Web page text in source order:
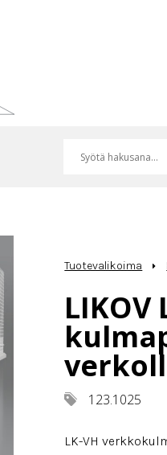
Tuotevalikoima
LIKOV
123.1025
LK-VH